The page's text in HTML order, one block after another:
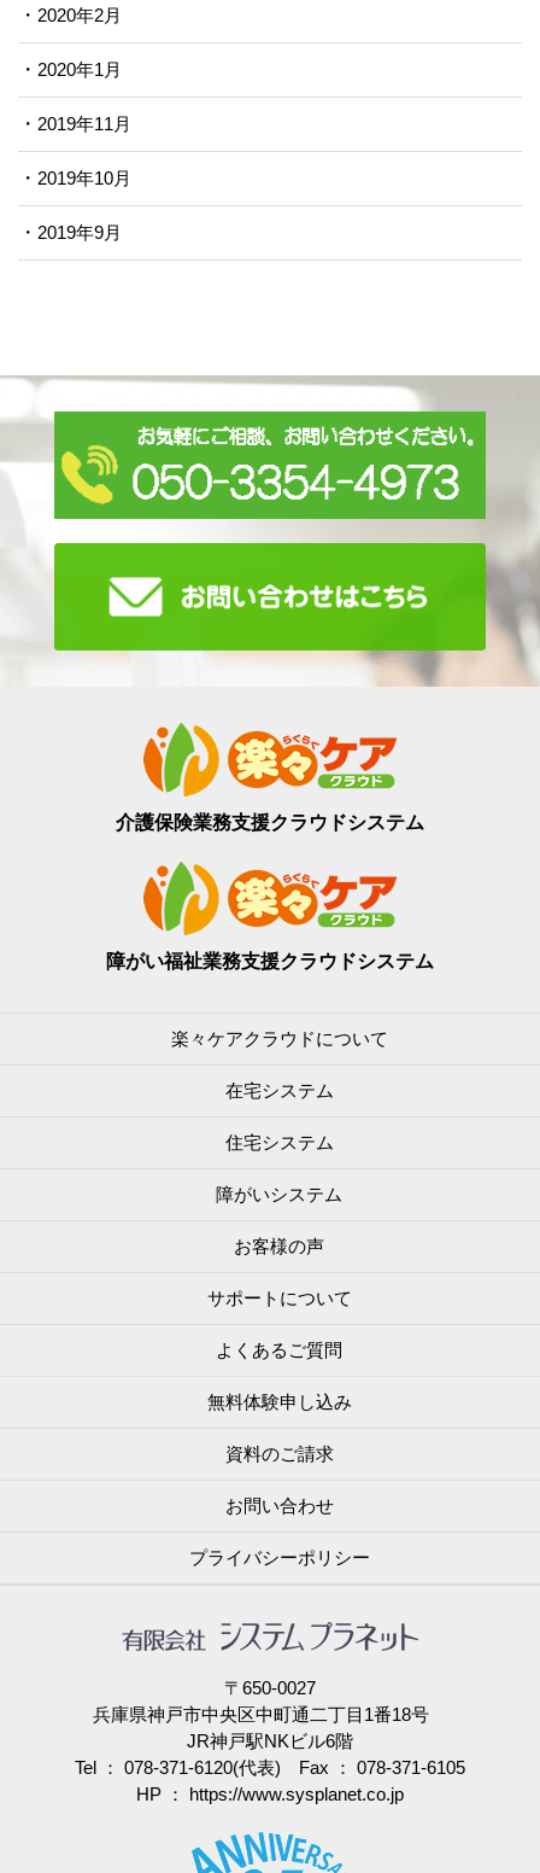
2020年2月
2020年1月
2019年11月
2019年10月
2019年9月
介護保険業務支援クラウドシステム
障がい福祉業務支援クラウドシステム
楽々ケアクラウドについて
在宅システム
住宅システム
障がいシステム
お客様の声
サポートについて
よくあるご質問
無料体験申し込み
資料のご請求
お問い合わせ
プライバシーポリシー
〒650-0027
兵庫県神戸市中央区中町通二丁目1番18号
JR神戸駅NKビル6階
Tel ： 078-371-6120(代表) Fax ： 078-371-6105
HP ： https://www.sysplanet.co.jp